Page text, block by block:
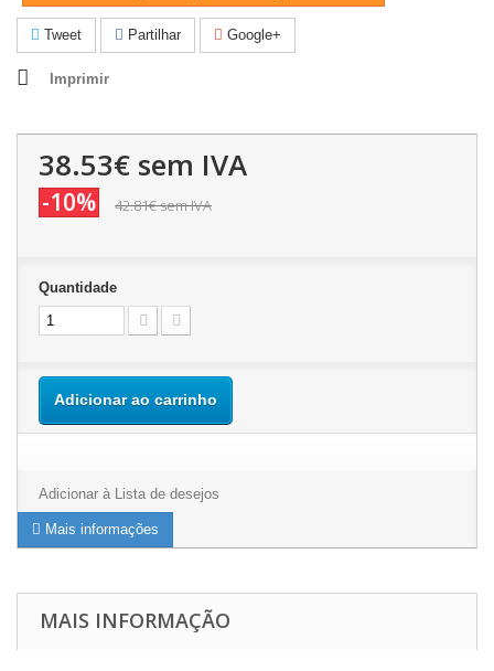
Tweet Partilhar Google+
Imprimir
38.53€ sem IVA
-10% 42.81€sem IVA
Quantidade
Adicionar ao carrinho
Adicionar à Lista de desejos
Mais informações
MAIS INFORMAÇÃO